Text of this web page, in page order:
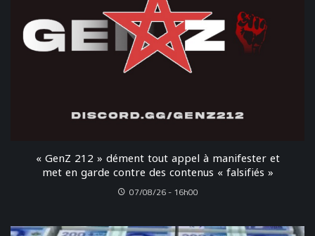
« GenZ 212 » dément tout appel à manifester et
met en garde contre des contenus « falsifiés »
07/08/26 - 16h00